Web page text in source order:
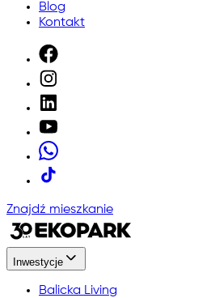
Blog
Kontakt
Znajdź mieszkanie
Inwestycje
Balicka Living